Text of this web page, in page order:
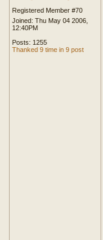
Registered Member #70
Joined: Thu May 04 2006,
12:40PM
Posts: 1255
Thanked 9 time in 9 post